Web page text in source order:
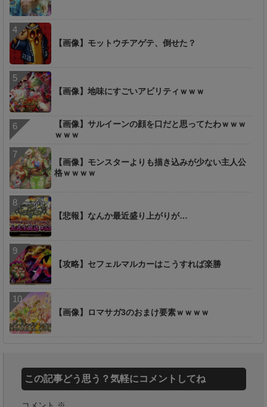
【画像】モットウチアゲテ、倒せた？
【画像】地味にすごいアビリティｗｗｗ
【画像】サルイーンの顔を口だと思ってたわｗｗｗ
ｗｗｗ
【画像】モンスターよりも描き込みが少ない主人公
格ｗｗｗｗ
【悲報】なんか最近盛り上がりが…
【攻略】セフェルマルカーはこうすれば楽勝
【画像】ロマサガ3のおまけ要素ｗｗｗｗ
この記事どう思う？気軽にコメントしてね
コメント ※